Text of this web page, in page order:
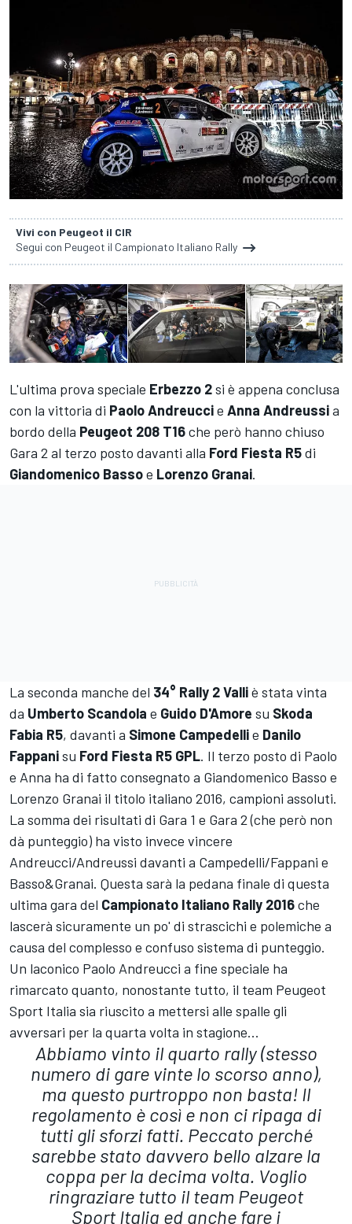
Vivi con Peugeot il CIR
Segui con Peugeot il Campionato Italiano Rally
L'ultima prova speciale Erbezzo 2si è appena conclusa
con la vittoria di Paolo Andreuccie Anna Andreussia
bordo della Peugeot 208 T16che però hanno chiuso
Gara 2 al terzo posto davanti alla Ford Fiesta R5di
Giandomenico Bassoe Lorenzo Granai.
La seconda manche del 34° Rally 2 Valliè stata vinta
da Umberto Scandola e Guido D'Amore su Skoda
Fabia R5, davanti a Simone Campedellie Danilo
Fappanisu Ford Fiesta R5 GPL. Il terzo posto di Paolo
e Anna ha di fatto consegnato a Giandomenico Basso e
Lorenzo Granai il titolo italiano 2016, campioni assoluti.
La somma dei risultati di Gara 1 e Gara 2 (che però non
dà punteggio) ha visto invece vincere
Andreucci/Andreussi davanti a Campedelli/Fappani e
Basso&Granai. Questa sarà la pedana finale di questa
ultima gara del Campionato Italiano Rally 2016che
lascerà sicuramente un po' di strascichi e polemiche a
causa del complesso e confuso sistema di punteggio.
Un laconico Paolo Andreucci a fine speciale ha
rimarcato quanto, nonostante tutto, il team Peugeot
Sport Italia sia riuscito a mettersi alle spalle gli
avversari per la quarta volta in stagione...
Abbiamo vinto il quarto rally (stesso
numero di gare vinte lo scorso anno),
ma questo purtroppo non basta! Il
regolamento è così e non ci ripaga di
tutti gli sforzi fatti. Peccato perché
sarebbe stato davvero bello alzare la
coppa per la decima volta. Voglio
ringraziare tutto il team Peugeot
Sport Italia ed anche fare i